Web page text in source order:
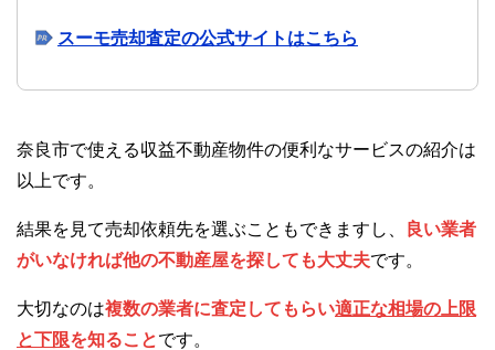
スーモ売却査定の公式サイトはこちら
奈良市で使える収益不動産物件の便利なサービスの紹介は
以上です。
結果を見て売却依頼先を選ぶこともできますし、
良い業者
がいなければ他の不動産屋を探しても大丈夫です。
大切なのは複数の業者に査定してもらい適正な相場の上限
と下限を知ることです。